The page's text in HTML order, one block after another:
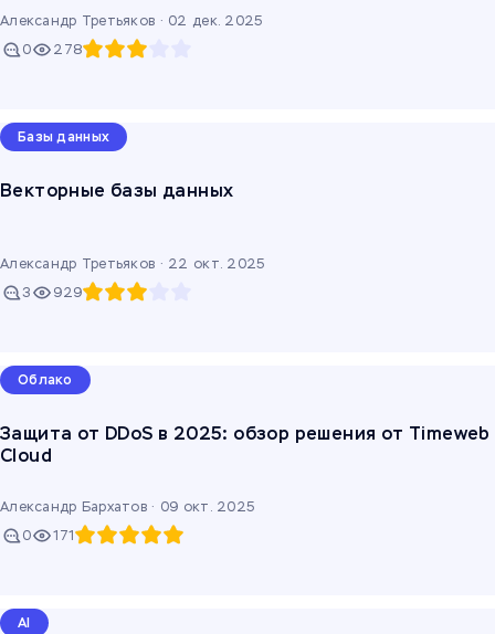
Александр Третьяков · 02 дек. 2025
0
278
Базы данных
Векторные базы данных
Александр Третьяков · 22 окт. 2025
3
929
Облако
Защита от DDoS в 2025: обзор решения от Timeweb
Cloud
Александр Бархатов · 09 окт. 2025
0
171
AI